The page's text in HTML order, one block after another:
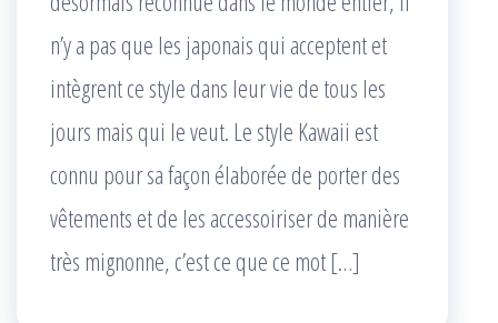
n’y a pas que les japonais qui acceptent et
intègrent ce style dans leur vie de tous les
jours mais qui le veut. Le style Kawaii est
connu pour sa façon élaborée de porter des
vêtements et de les accessoiriser de manière
très mignonne, c’est ce que ce mot […]